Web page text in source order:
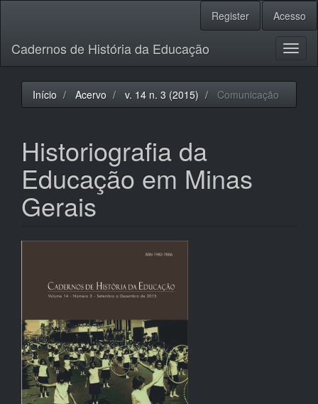
principal
Barra
Lateral
Register Acesso
Cadernos de História da Educação
Início Acervo v. 14 n. 3 (2015) Comunicação
Historiografia da
Educação em Minas
Gerais
Barra
lateral
artigos